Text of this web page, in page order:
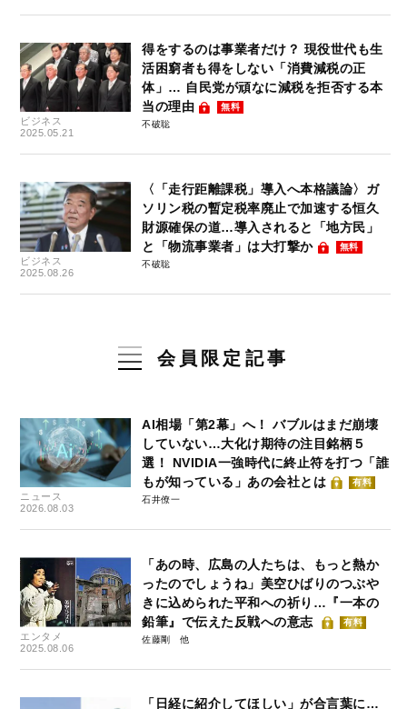
ビジネス
2025.05.21
得をするのは事業者だけ？ 現役世代も生
活困窮者も得をしない「消費減税の正
体」… 自民党が頑なに減税を拒否する本
当の理由
無料
不破聡
ビジネス
2025.08.26
〈「走行距離課税」導入へ本格議論〉ガ
ソリン税の暫定税率廃止で加速する恒久
財源確保の道…導入されると「地方民」
と「物流事業者」は大打撃か
無料
不破聡
会員限定記事
ニュース
2026.08.03
AI相場「第2幕」へ！ バブルはまだ崩壊
していない…大化け期待の注目銘柄５
選！ NVIDIA一強時代に終止符を打つ「誰
もが知っている」あの会社とは
有料
石井僚一
エンタメ
2025.08.06
「あの時、広島の人たちは、もっと熱か
ったのでしょうね」美空ひばりのつぶや
きに込められた平和への祈り…『一本の
鉛筆』で伝えた反戦への意志
有料
佐藤剛
「日経に紹介してほしい」が合言葉に…